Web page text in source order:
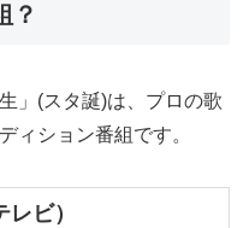
？
」(スタ誕)は、プロの歌
ィション番組です。
ビ）